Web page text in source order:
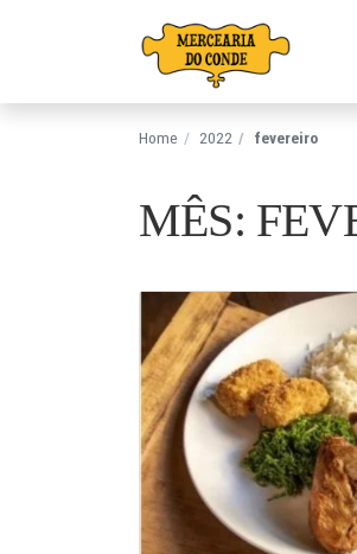
Pular para o conteúdo
Home 2022 fevereiro
MÊS: